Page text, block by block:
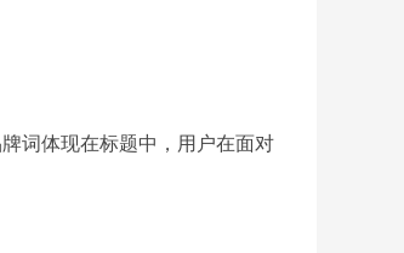
词体现在标题中，用户在面对